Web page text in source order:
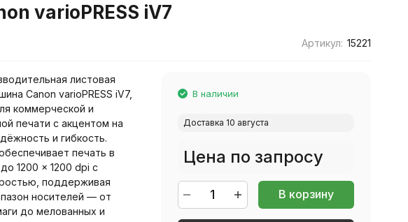
varioPRESS iV7
Артикул: 15221
листовая
Canon varioPRESS iV7,
коммерческой и
печати с акцентом на
и гибкость.
печать в
1200 × 1200 dpi с
поддерживая
носителей — от
до мелованных и
В наличии
Доставка 10 августа
Цена по запросу
В корзину